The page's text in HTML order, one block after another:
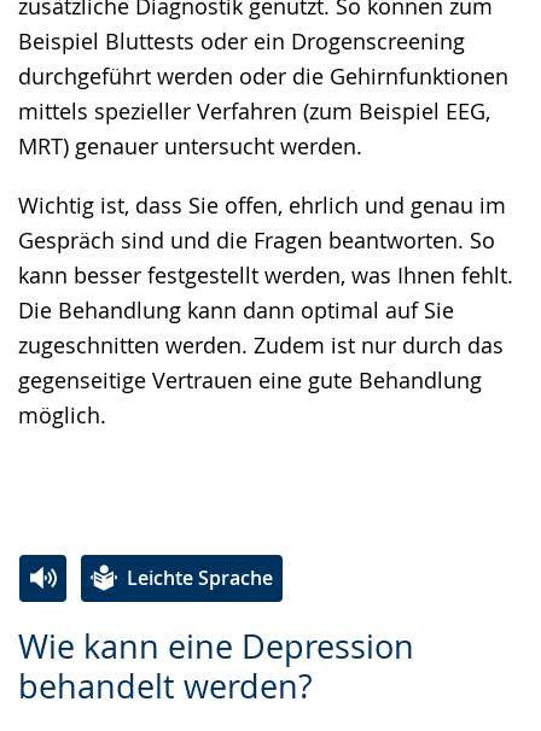
Beispiel Bluttests oder ein Drogenscreening
durchgeführt werden oder die Gehirnfunktionen
mittels spezieller Verfahren (zum Beispiel EEG,
MRT) genauer untersucht werden.
Wichtig ist, dass Sie offen, ehrlich und genau im
Gespräch sind und die Fragen beantworten. So
kann besser festgestellt werden, was Ihnen fehlt.
Die Behandlung kann dann optimal auf Sie
zugeschnitten werden. Zudem ist nur durch das
gegenseitige Vertrauen eine gute Behandlung
möglich.
Wie kann eine Depression
behandelt werden?
Leichte Sprache
Leichten
Sprache
Audio-
Unterstützung.
Video
in